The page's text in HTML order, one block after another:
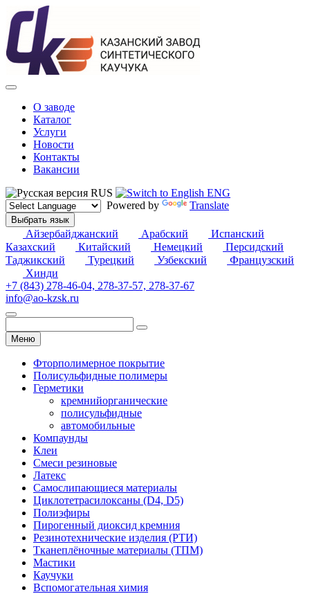
О заводе
Каталог
Услуги
Новости
Контакты
Вакансии
RUS
ENG
Powered by
Translate
Выбрать язык
Айзербайджанский Арабский
Испанский
Казахский
Китайский Немецкий
Персидский
Таджикский
Турецкий Узбекский
Французский
Хинди
+7 (843) 278-46-04, 278-37-57, 278-37-67
info@ao-kzsk.ru
Меню
Фторполимерное покрытие
Полисульфидные полимеры
Герметики
кремнийорганические
полисульфидные
автомобильные
Компаунды
Клеи
Смеси резиновые
Латекс
Самослипающиеся материалы
Циклотетрасилоксаны (D4, D5)
Полиэфиры
Пирогенный диоксид кремния
Резинотехнические изделия (РТИ)
Тканеплёночные материалы (ТПМ)
Мастики
Каучуки
Вспомогательная химия